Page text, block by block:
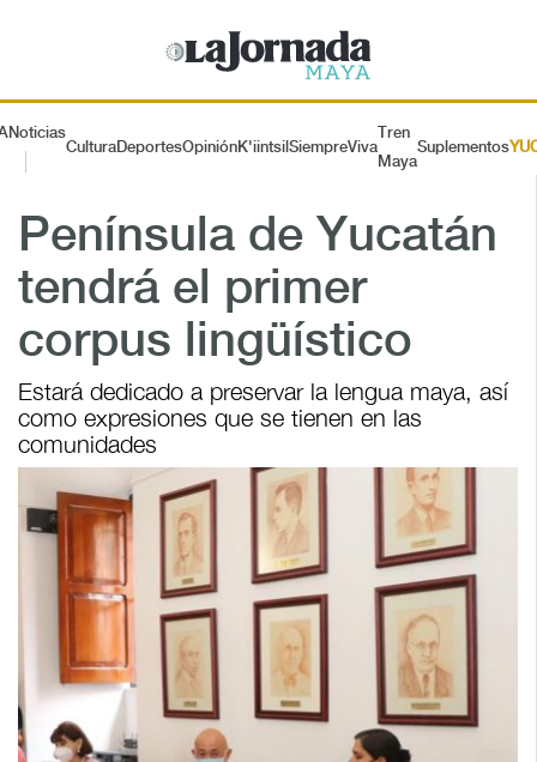
Noticias
CulturaDeportesOpiniónK'iintsil SiempreViva
Tren
Maya
Suplementos
Península de Yucatán
tendrá el primer
corpus lingüístico
Estará dedicado a preservar la lengua maya, así
como expresiones que se tienen en las
comunidades